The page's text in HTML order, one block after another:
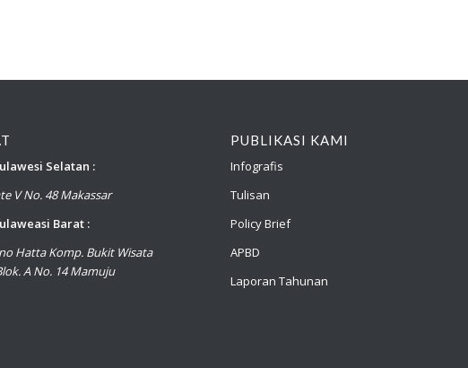
Selatan :
V No. 48 Makassar
Barat :
Hatta Komp. Bukit Wisata
A No. 14 Mamuju
PUBLIKASI KAMI
Infografis
Tulisan
Policy Brief
APBD
Laporan Tahunan